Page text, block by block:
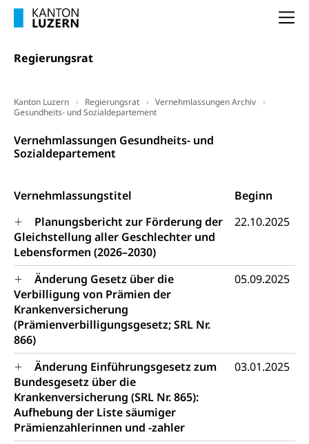
Regierungsrat
Kanton Luzern Regierungsrat
Vernehmlassungen Archiv
Gesundheits- und Sozialdepartement
Vernehmlassungen Gesundheits- und
Sozialdepartement
Vernehmlassungstitel
Beginn
Planungsbericht zur Förderung der
Gleichstellung aller Geschlechter und
Lebensformen (2026–2030)
22.10.2025
Änderung Gesetz über die
Verbilligung von Prämien der
Krankenversicherung
(Prämienverbilligungsgesetz; SRL Nr.
866)
05.09.2025
Änderung Einführungsgesetz zum
Bundesgesetz über die
Krankenversicherung (SRL Nr. 865):
Aufhebung der Liste säumiger
Prämienzahlerinnen und -zahler
03.01.2025
Kantonales Tabakpräventionsprogramm
Gesundheitsversorgung
Sozialversicherungen, Sozialpolitik,
Arbeitslosenversicherung,
Unfallversicherung, Invalidenversicherung,
Sozialhilfe
Kranken- und Unfallversicherung
(gruezi.lu.ch)
Krankenversicherung (WAS Luzern)
Existenzsicherung - Sozialhilfe
Arbeitslosenversicherung (WAS Luzern)
Invalidenversicherung (WAS Luzern)
Soziale Sicherheit
Sucht und Drogen
Drogenabhängigkeit, Drogensucht,
Medikamentenabhängigkeit,
Arzneimittelabhängigkeit, Suchtkrankheit,
Drogenabhängige, Drogensüchtige,
Fachstelle Sucht Region Luzern
Drogen (Polizei)
Sucht
Gesundheitsversorgung
Gesundheitsversorgung, Spital, Pflegeinitiative,
Ambulant vor stationär, AVOS, Patientendossier
Gesundheitsversorgung
AHV / IV
Altersrente, Invalidenrente, Witwenrente,
Sozialversicherung, Vorsorgeeinrichtung,
Pensionskasse, erste Säule, zweite Säule, dritte
Säule, Hilflosenentschädigung,
Ergänzungsleistungen, Altersvorsorge,
Todesfallversicherung
Hilfslosenentschädigung (WAS Luzern)
AHV-Hinterlassenenrente (WAS Luzern)
AHV-Beiträge (WAS Luzern)
Behinderung
Körperbehinderung, körperliche Behinderung,
geistige Behinderung, psychische Behinderung,
Erwerbsunfähigkeit, Behinderte